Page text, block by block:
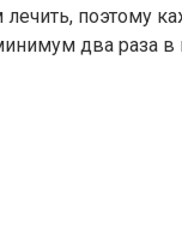
лечить, поэтому
два раза в